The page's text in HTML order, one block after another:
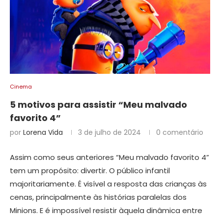
Cinema
5 motivos para assistir “Meu malvado
favorito 4”
por Lorena Vida 3 de julho de 2024 0 comentário
Assim como seus anteriores “Meu malvado favorito 4”
tem um propósito: divertir. O público infantil
majoritariamente. É visível a resposta das crianças às
cenas, principalmente às histórias paralelas dos
Minions. E é impossível resistir àquela dinâmica entre